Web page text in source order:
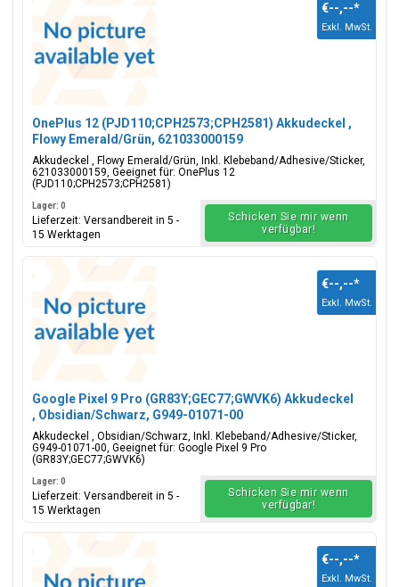
OnePlus 12 (PJD110;CPH2573;CPH2581) Akkudeckel ,
Flowy Emerald/Grün, 621033000159
Akkudeckel , Flowy Emerald/Grün, Inkl. Klebeband/Adhesive/Sticker,
621033000159, Geeignet für: OnePlus 12
(PJD110;CPH2573;CPH2581)
€--,--*
Exkl. MwSt.
Lager: 0
Lieferzeit: Versandbereit in 5 -
15 Werktagen
Schicken Sie mir wenn
verfügbar!
Google Pixel 9 Pro (GR83Y;GEC77;GWVK6) Akkudeckel
, Obsidian/Schwarz, G949-01071-00
Akkudeckel , Obsidian/Schwarz, Inkl. Klebeband/Adhesive/Sticker,
G949-01071-00, Geeignet für: Google Pixel 9 Pro
(GR83Y;GEC77;GWVK6)
€--,--*
Exkl. MwSt.
Lager: 0
Lieferzeit: Versandbereit in 5 -
15 Werktagen
Schicken Sie mir wenn
verfügbar!
€--,--*
Exkl. MwSt.